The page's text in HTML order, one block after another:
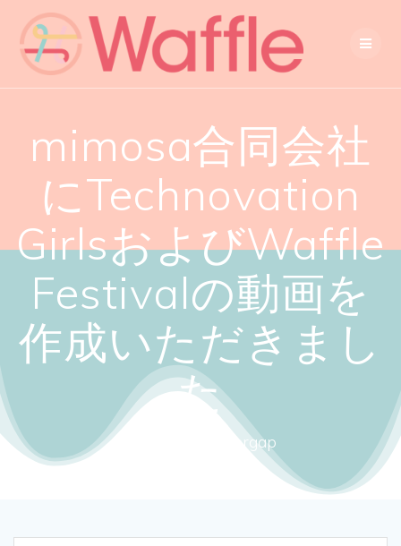
mimosa合同会社
にTechnovation
GirlsおよびWaffle
Festivalの動画を
作成いただきまし
た
Close the gendergap